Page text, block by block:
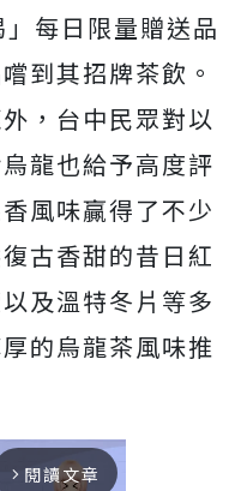
每日限量贈送品
到其招牌茶飲。
，台中民眾對以
龍也給予高度評
風味贏得了不少
古香甜的昔日紅
及溫特冬片等多
的烏龍茶風味推
arrow_forward_ios 閱讀文章